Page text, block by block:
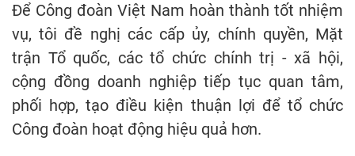
Để Công đoàn Việt Nam hoàn thành tốt nhiệm
vụ, tôi đề nghị các cấp ủy, chính quyền, Mặt
trận Tổ quốc, các tổ chức chính trị - xã hội,
cộng đồng doanh nghiệp tiếp tục quan tâm,
phối hợp, tạo điều kiện thuận lợi để tổ chức
Công đoàn hoạt động hiệu quả hơn.